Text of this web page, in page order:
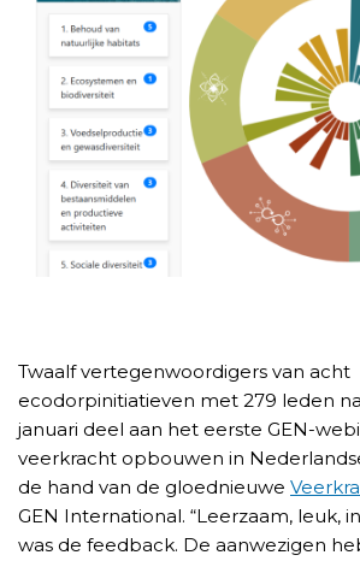
Twaalf vertegenwoordigers van acht
ecodorpinitiatieven met 279 leden
januari deel aan het eerste GEN-
veerkracht opbouwen in
de hand van de gloednieuwe
GEN International. “Leerzaam, leuk,
was de feedback. De aanwezigen